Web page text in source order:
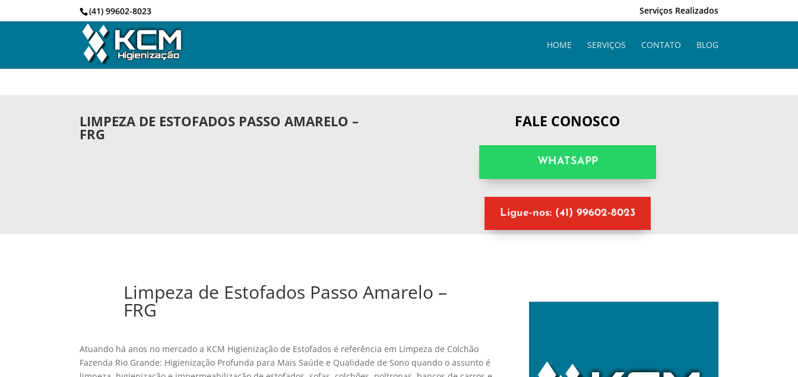
(41) 99602-8023 Serviços Realizados
HOME SERVIÇOS CONTATO BLOG
LIMPEZA DE ESTOFADOS PASSO AMARELO –
FRG
FALE CONOSCO
WHATSAPP
Ligue-nos: (41) 99602-8023
Limpeza de Estofados Passo Amarelo –
FRG
Atuando há anos no mercado a KCM Higienização de Estofados é referência em Limpeza de Colchão
Fazenda Rio Grande: Higienização Profunda para Mais Saúde e Qualidade de Sono quando o assunto é